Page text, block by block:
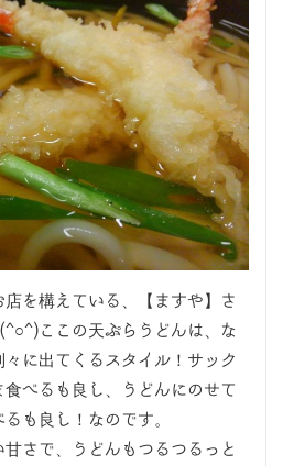
を構えている、【ますや】さ
ここの天ぷらうどんは、な
に出てくるスタイル！サック
べるも良し、うどんにのせて
も良し！なのです。
さで、うどんもつるつるっと